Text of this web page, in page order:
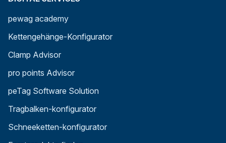
pewag academy
Kettengehänge-Konfigurator
Clamp Advisor
pro points Advisor
peTag Software Solution
Tragbalken-konfigurator
Schneeketten-konfigurator